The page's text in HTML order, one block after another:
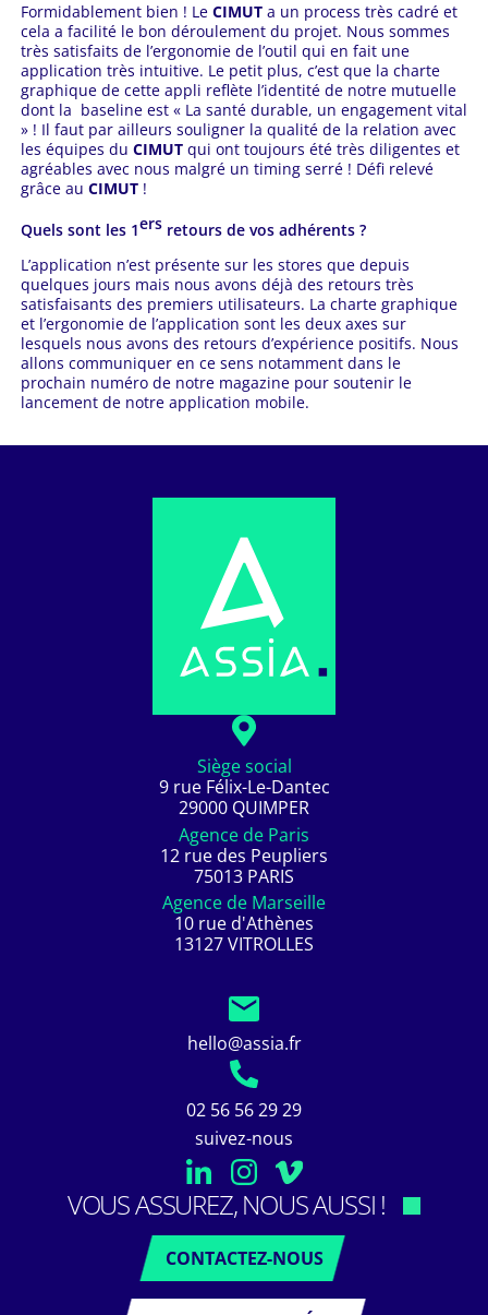
Formidablement bien ! Le CIMUT a un process très cadré et
cela a facilité le bon déroulement du projet. Nous sommes
très satisfaits de l’ergonomie de l’outil qui en fait une
application très intuitive. Le petit plus, c’est que la charte
graphique de cette appli reflète l’identité de notre mutuelle
dont la baseline est « La santé durable, un engagement vital
» ! Il faut par ailleurs souligner la qualité de la relation avec
les équipes du CIMUT qui ont toujours été très diligentes et
agréables avec nous malgré un timing serré ! Défi relevé
grâce au CIMUT !
Quels sont les 1ersretours de vos adhérents ?
L’application n’est présente sur les stores que depuis
quelques jours mais nous avons déjà des retours très
satisfaisants des premiers utilisateurs. La charte graphique
et l’ergonomie de l’application sont les deux axes sur
lesquels nous avons des retours d’expérience positifs. Nous
allons communiquer en ce sens notamment dans le
prochain numéro de notre magazine pour soutenir le
lancement de notre application mobile.
Siège social
9 rue Félix-Le-Dantec
29000 QUIMPER
Agence de Paris
12 rue des Peupliers
75013 PARIS
Agence de Marseille
10 rue d'Athènes
13127 VITROLLES
hello@assia.fr
02 56 56 29 29
suivez-nous
VOUS ASSUREZ, NOUS AUSSI !
CONTACTEZ-NOUS